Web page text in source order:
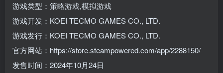
游戏类型：策略游戏,模拟游戏
游戏开发：KOEI TECMO GAMES CO., LTD.
游戏发行：KOEI TECMO GAMES CO., LTD.
官方网站：https://store.steampowered.com/app/2288150/
发售时间：2024年10月24日